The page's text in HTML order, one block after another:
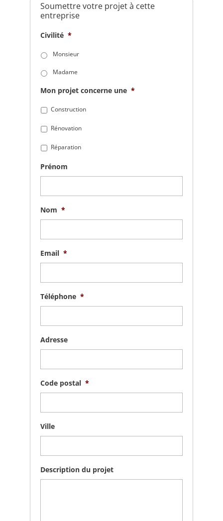
Soumettre votre projet à cette
entreprise
Civilité *
Monsieur
Madame
Mon projet concerne une *
Construction
Rénovation
Réparation
Prénom
Nom *
Email *
Téléphone *
Adresse
Code postal *
Ville
Description du projet